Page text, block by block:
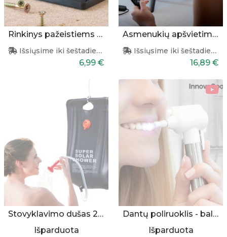
Rinkinys pažeistiems varžtams pašalinti
Išsiųsime iki šeštadienio
6,99 €
Asmenukių apšvietimo žiedas
Išsiųsime iki šeštadienio
16,89 €
Stovyklavimo dušas 20L
Išparduota
Dantų poliruoklis - balinimo priemonė
Išparduota